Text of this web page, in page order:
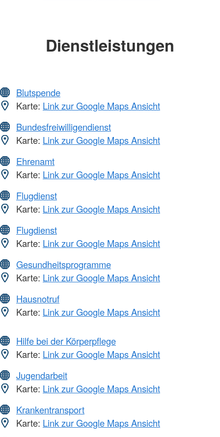
Dienstleistungen
Blutspende
Karte: Link zur Google Maps Ansicht
Bundesfreiwilligendienst
Karte: Link zur Google Maps Ansicht
Ehrenamt
Karte: Link zur Google Maps Ansicht
Flugdienst
Karte: Link zur Google Maps Ansicht
Flugdienst
Karte: Link zur Google Maps Ansicht
Gesundheitsprogramme
Karte: Link zur Google Maps Ansicht
Hausnotruf
Karte: Link zur Google Maps Ansicht
Hilfe bei der Körperpflege
Karte: Link zur Google Maps Ansicht
Jugendarbeit
Karte: Link zur Google Maps Ansicht
Krankentransport
Karte: Link zur Google Maps Ansicht